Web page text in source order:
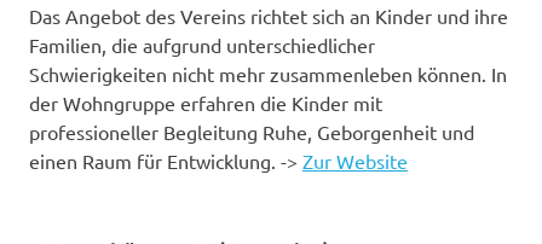
Das Angebot des Vereins richtet sich an Kinder und ihre
Familien, die aufgrund unterschiedlicher
Schwierigkeiten nicht mehr zusammenleben können. In
der Wohngruppe erfahren die Kinder mit
professioneller Begleitung Ruhe, Geborgenheit und
einen Raum für Entwicklung. -> Zur Website